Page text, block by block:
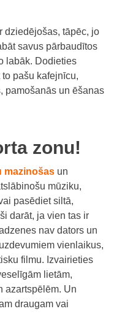
dziedējošas, tāpēc, jo
savus pārbaudītos
labāk. Dodieties
pašu kafejnīcu,
pamošanās un ēšanas
zonu!
mazinošas un
mūziku,
pasēdiet siltā,
darāt, ja vien tas ir
nav dators un
vienlaikus,
filmu. Izvairieties
lietām,
azartspēlēm. Un
draugam vai